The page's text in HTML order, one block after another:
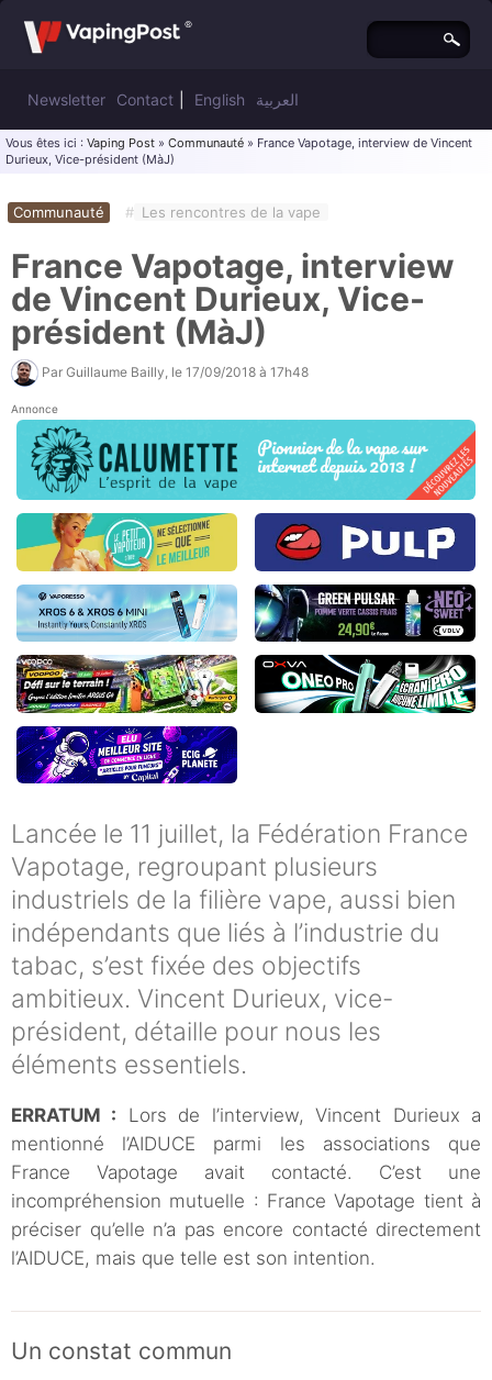
Newsletter Contact English العربية
Vous êtes ici : Vaping Post » Communauté » France Vapotage, interview de Vincent
Durieux, Vice-président (MàJ)
Communauté # Les rencontres de la vape
France Vapotage, interview
de Vincent Durieux, Vice-
président (MàJ)
Par Guillaume Bailly , le 17/09/2018 à 17h48
Annonce
Lancée le 11 juillet, la Fédération France
Vapotage, regroupant plusieurs
industriels de la filière vape, aussi bien
indépendants que liés à l’industrie du
tabac, s’est fixée des objectifs
ambitieux. Vincent Durieux, vice-
président, détaille pour nous les
éléments essentiels.
ERRATUM : Lors de l’interview, Vincent Durieux a
mentionné l’AIDUCE parmi les associations que
France Vapotage avait contacté. C’est une
incompréhension mutuelle : France Vapotage tient à
préciser qu’elle n’a pas encore contacté directement
l’AIDUCE, mais que telle est son intention.
Un constat commun